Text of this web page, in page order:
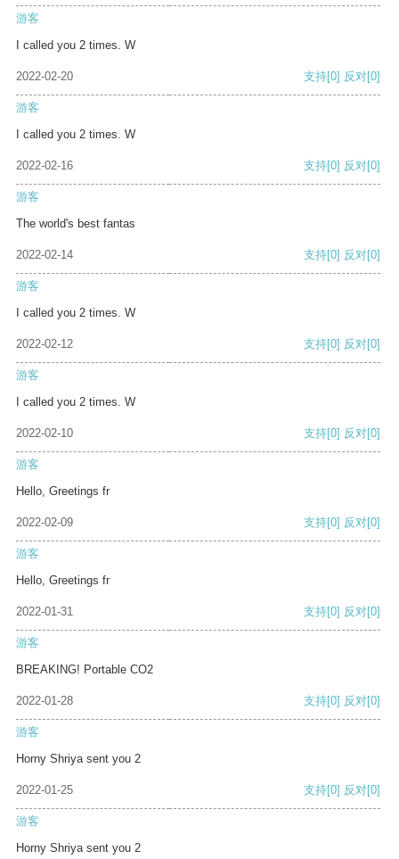
游客
I called you 2 times. W
2022-02-20 支持[0] 反对[0]
游客
I called you 2 times. W
2022-02-16 支持[0] 反对[0]
游客
The world's best fantas
2022-02-14 支持[0] 反对[0]
游客
I called you 2 times. W
2022-02-12 支持[0] 反对[0]
游客
I called you 2 times. W
2022-02-10 支持[0] 反对[0]
游客
Hello, Greetings fr
2022-02-09 支持[0] 反对[0]
游客
Hello, Greetings fr
2022-01-31 支持[0] 反对[0]
游客
BREAKING! Portable CO2
2022-01-28 支持[0] 反对[0]
游客
Horny Shriya sent you 2
2022-01-25 支持[0] 反对[0]
游客
Horny Shriya sent you 2